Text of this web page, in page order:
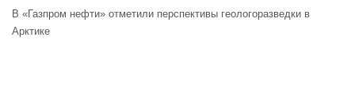
В «Газпром нефти» отметили перспективы геологоразведки в
Арктике